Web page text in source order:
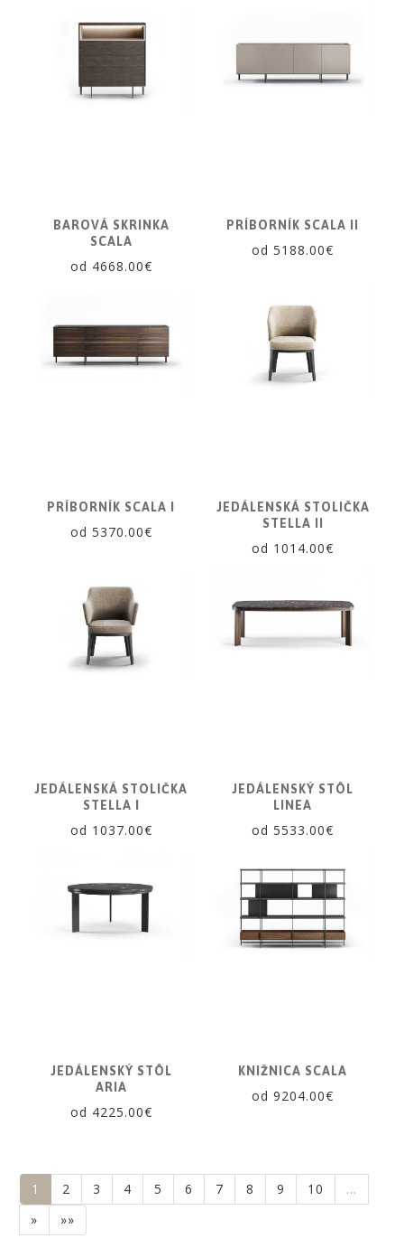
BAROVÁ SKRINKA
SCALA
od 4668.00€
PRÍBORNÍK SCALA II
od 5188.00€
PRÍBORNÍK SCALA I
od 5370.00€
JEDÁLENSKÁ STOLIČKA
STELLA II
od 1014.00€
JEDÁLENSKÁ STOLIČKA
STELLA I
od 1037.00€
JEDÁLENSKÝ STÔL
LINEA
od 5533.00€
JEDÁLENSKÝ STÔL
ARIA
od 4225.00€
KNIŽNICA SCALA
od 9204.00€
1 2 3 4 5 6 7 8 9 10
…
»
»»